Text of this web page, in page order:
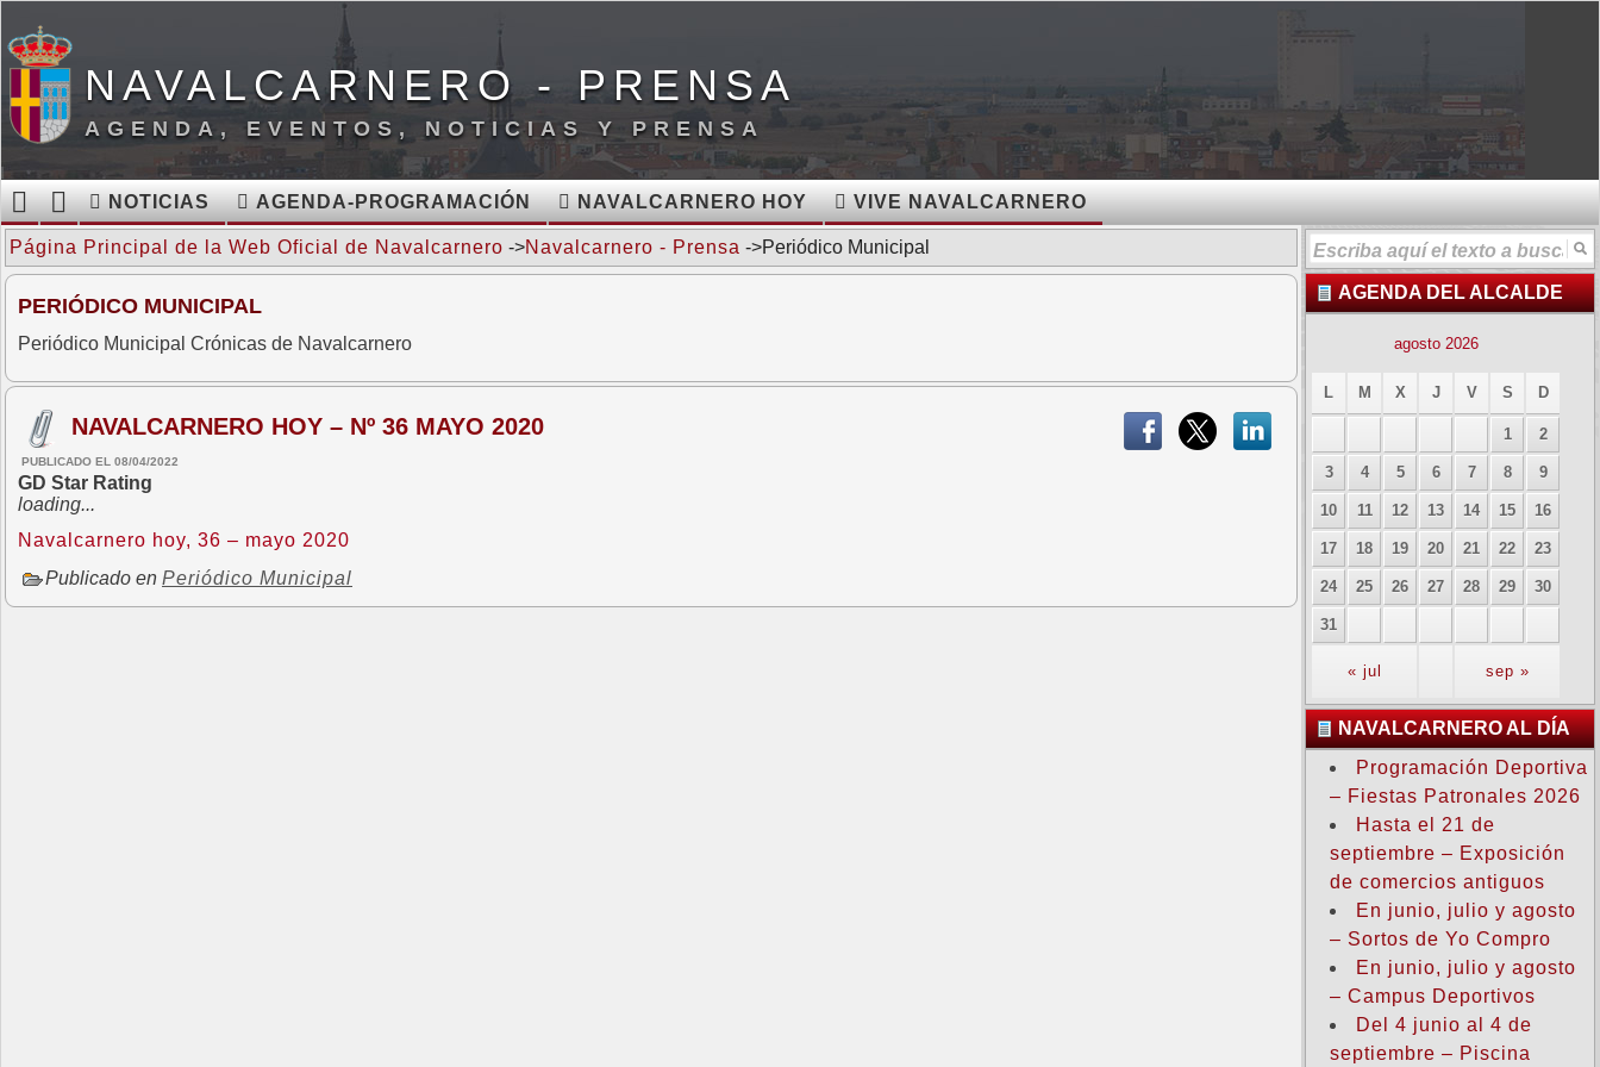
NAVALCARNERO - PRENSA
AGENDA, EVENTOS, NOTICIAS Y PRENSA
NOTICIAS AGENDA-PROGRAMACIÓN NAVALCARNERO HOY VIVE NAVALCARNERO
Página Principal de la Web Oficial de Navalcarnero ->Navalcarnero - Prensa ->Periódico Municipal
PERIÓDICO MUNICIPAL
Periódico Municipal Crónicas de Navalcarnero
NAVALCARNERO HOY – Nº 36 MAYO 2020
PUBLICADO EL 08/04/2022
GD Star Rating
loading...
Navalcarnero hoy, 36 – mayo 2020
Publicado en Periódico Municipal
AGENDA DEL ALCALDE
agosto 2026
L M X J V S D
« jul sep »
1 2
3 4 5 6 7 8 9
10 11 12 13 14 15 16
17 18 19 20 21 22 23
24 25 26 27 28 29 30
31
NAVALCARNERO AL DÍA
Programación Deportiva
– Fiestas Patronales 2026
Hasta el 21 de
septiembre – Exposición
de comercios antiguos
En junio, julio y agosto
– Sortos de Yo Compro
En junio, julio y agosto
– Campus Deportivos
Del 4 junio al 4 de
septiembre – Piscina